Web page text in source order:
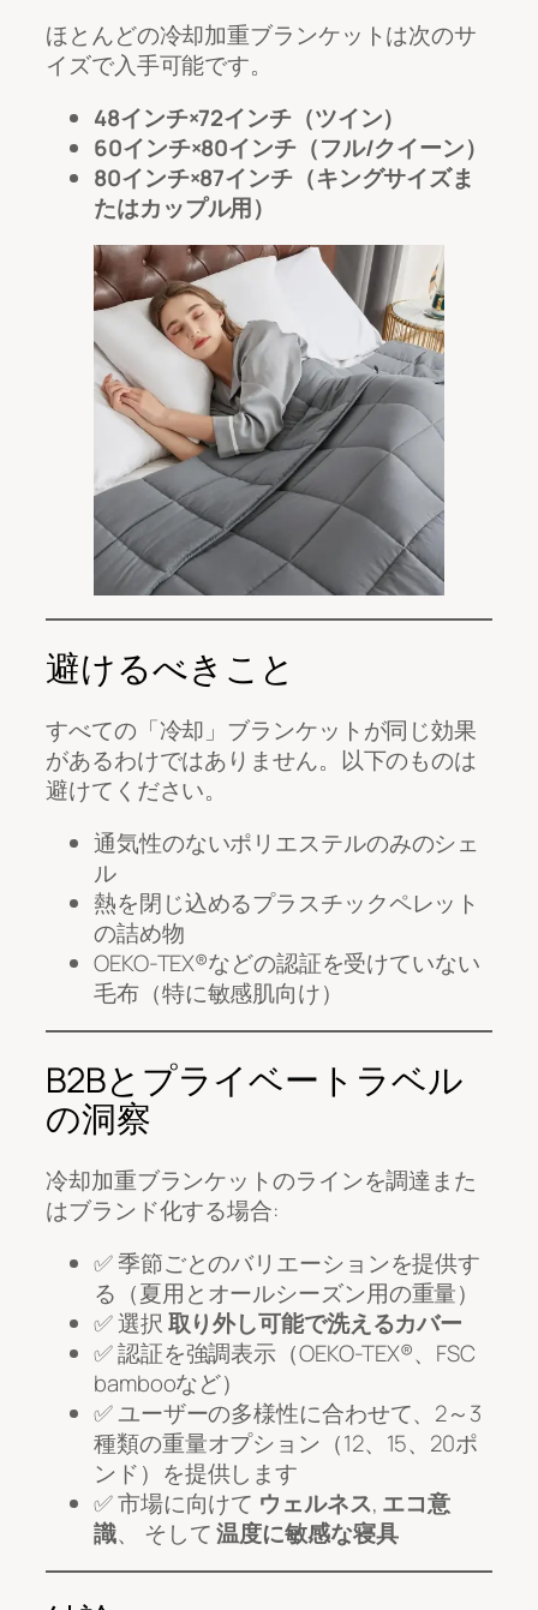
ほとんどの冷却加重ブランケットは次のサ
イズで入手可能です。
48インチ×72インチ（ツイン）
60インチ×80インチ（フル/クイーン）
80インチ×87インチ（キングサイズま
たはカップル用）
避けるべきこと
すべての「冷却」ブランケットが同じ効果
があるわけではありません。以下のものは
避けてください。
通気性のないポリエステルのみのシェ
ル
熱を閉じ込めるプラスチックペレット
の詰め物
OEKO-TEX®などの認証を受けていない
毛布（特に敏感肌向け）
B2Bとプライベートラベル
の洞察
冷却加重ブランケットのラインを調達また
はブランド化する場合:
✅ 季節ごとのバリエーションを提供す
る（夏用とオールシーズン用の重量）
✅ 選択取り外し可能で洗えるカバー
✅ 認証を強調表示（OEKO-TEX®、FSC
bambooなど）
✅ ユーザーの多様性に合わせて、2～3
種類の重量オプション（12、15、20ポ
ンド）を提供します
✅ 市場に向けて ウェルネス, エコ意
識、 そして温度に敏感な寝具